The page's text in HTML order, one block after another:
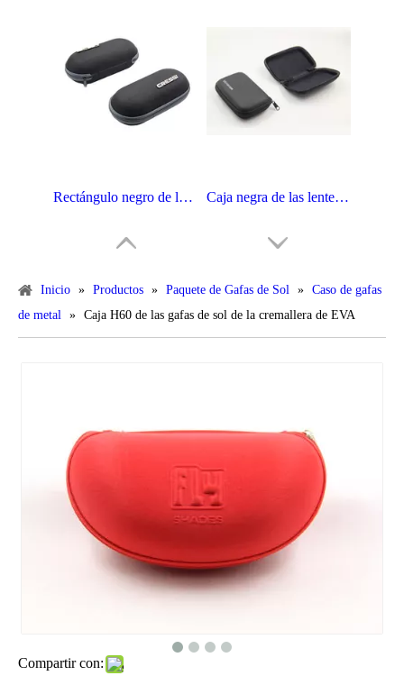
Rectángulo negro de las gafas de sol del paño de WZ Oxford con el botón de plata H8023 del metal Caja negra de las lentes de EVA del rectángulo de la PU con la insignia H104
Inicio » Productos » Paquete de Gafas de Sol » Caso de gafas
de metal
» Caja H60 de las gafas de sol de la cremallera de EVA
Compartir con: